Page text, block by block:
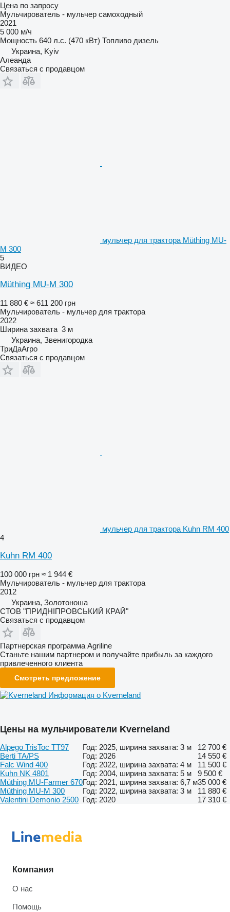
Цена по запросу
Мульчирователь - мульчер самоходный
2021
5 000 м/ч
Мощность 640 л.с. (470 кВт) Топливо дизель
Украина, Kyiv
Алеанда
Связаться с продавцом
мульчер для трактора Müthing MU-
M 300
5
ВИДЕО
Müthing MU-M 300
11 880 € ≈ 611 200 грн
Мульчирователь - мульчер для трактора
2022
Ширина захвата 3 м
Украина, Звенигородка
ТриДаАгро
Связаться с продавцом
мульчер для трактора Kuhn RM 400
4
Kuhn RM 400
100 000 грн ≈ 1 944 €
Мульчирователь - мульчер для трактора
2012
Украина, Золотоноша
СТОВ "ПРИДНІПРОВСЬКИЙ КРАЙ"
Связаться с продавцом
Партнерская программа Agriline
Станьте нашим партнером и получайте прибыль за каждого
привлеченного клиента
Смотреть предложение
Информация о Kverneland
Цены на мульчирователи Kverneland
Alpego TrisToc TT97 Год: 2025, ширина захвата: 3 м
12 700 €
Berti TA/PS
Год: 2026
14 550 €
Falc Wind 400
Год: 2022, ширина захвата: 4 м
11 500 €
Kuhn NK 4801
Год: 2004, ширина захвата: 5 м
9 500 €
Müthing MU-Farmer 670Год: 2021, ширина захвата: 6,7 м35 000 €
Müthing MU-M 300
Год: 2022, ширина захвата: 3 м
11 880 €
Valentini Demonio 2500 Год: 2020 17 310 €
Компания
О нас
Помощь